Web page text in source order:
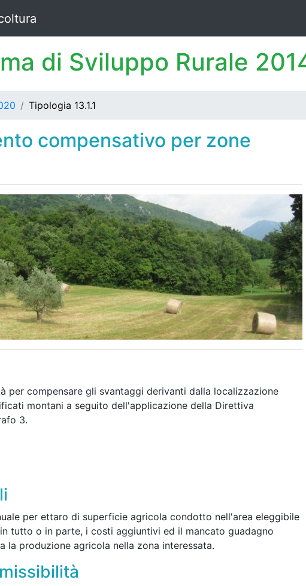
di Sviluppo Rurale
Tipologia 13.1.1
compensativo per zone
per compensare gli svantaggi derivanti dalla localizzazione
montani a seguito dell'applicazione della Direttiva
3.
per ettaro di superficie agricola condotto nell'area eleggibile
tutto o in parte, i costi aggiuntivi ed il mancato guadagno
la produzione agricola nella zona interessata.